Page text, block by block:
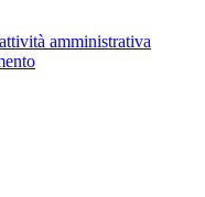
amministrativa